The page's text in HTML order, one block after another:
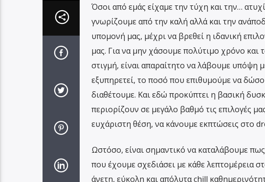
Όσοι από εμάς είχαμε την τύχη και την…
γνωρίζουμε από την καλή αλλά και την
υπομονή μας, μέχρι να βρεθεί η ιδανική
μας. Για να μην χάσουμε πολύτιμο χρόνο και
στιγμή, είναι απαραίτητο να λάβουμε υπόψη
εξυπηρετεί, το ποσό που επιθυμούμε να
διαθέτουμε. Και εδώ προκύπτει η βασική
περιορίζουν σε μεγάλο βαθμό τις επιλογές
ευχάριστη θέση, να κάνουμε εκπτώσεις στο
Ωστόσο, είναι σημαντικό να καταλάβουμε πως
που έχουμε σχεδιάσει με κάθε λεπτομέρεια
άνετη, εύκολη και απόλυτα chill